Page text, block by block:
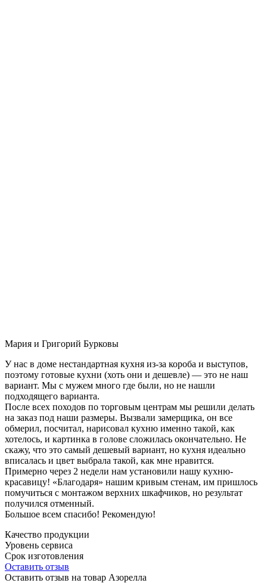
Мария и Григорий Бурковы
У нас в доме нестандартная кухня из-за короба и выступов,
поэтому готовые кухни (хоть они и дешевле) — это не наш
вариант. Мы с мужем много где были, но не нашли
подходящего варианта.
После всех походов по торговым центрам мы решили делать
на заказ под наши размеры. Вызвали замерщика, он все
обмерил, посчитал, нарисовал кухню именно такой, как
хотелось, и картинка в голове сложилась окончательно. Не
скажу, что это самый дешевый вариант, но кухня идеально
вписалась и цвет выбрала такой, как мне нравится.
Примерно через 2 недели нам установили нашу кухню-
красавицу! «Благодаря» нашим кривым стенам, им пришлось
помучиться с монтажом верхних шкафчиков, но результат
получился отменный.
Большое всем спасибо! Рекомендую!
Качество продукции
Уровень сервиса
Срок изготовления
Оставить отзыв
Оставить отзыв на товар Азорелла